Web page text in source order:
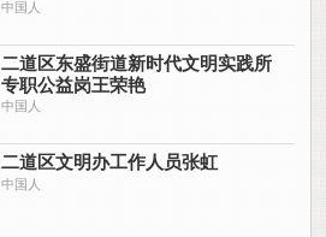
中国人
二道区东盛街道新时代文明实践所
专职公益岗王荣艳
中国人
二道区文明办工作人员张虹
中国人